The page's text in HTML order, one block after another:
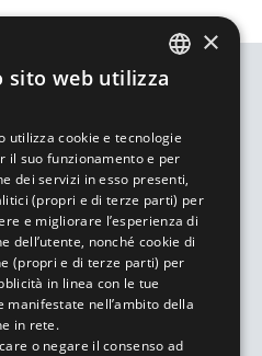
×
sito web utilizza
utilizza cookie e tecnologie
il suo funzionamento e per
dei servizi in esso presenti,
(propri e di terze parti) per
e migliorare l’esperienza di
dell’utente, nonché cookie di
(propri e di terze parti) per
in linea con le tue
manifestate nell’ambito della
in rete.
o negare il consenso ad